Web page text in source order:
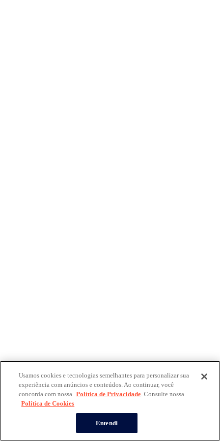
Usamos cookies e tecnologias semelhantes para personalizar sua
experiência com anúncios e conteúdos. Ao continuar, você
concorda com nossa Política de Privacidade. Consulte nossa
Política de Cookies
Entendi